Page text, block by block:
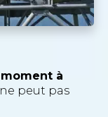
à
peut pas